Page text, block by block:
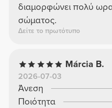
διαμορφώνει πολύ
σώματος.
Δείτε το πρωτότυπο
Márcia B.
2026-07-03
Άνεση
Ποιότητα